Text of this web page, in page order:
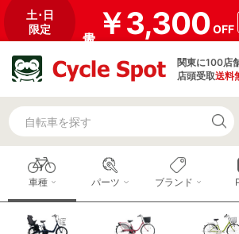
土･日
限定
￥3,300OFF
関東に100店
店頭受取送料
車種 パーツ ブランド